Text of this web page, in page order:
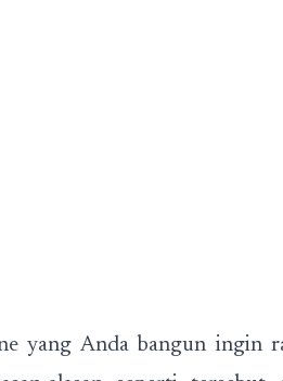
yang Anda bangun ingin